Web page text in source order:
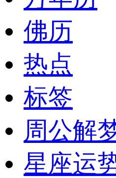
佛历
热点
标签
周公解
星座运